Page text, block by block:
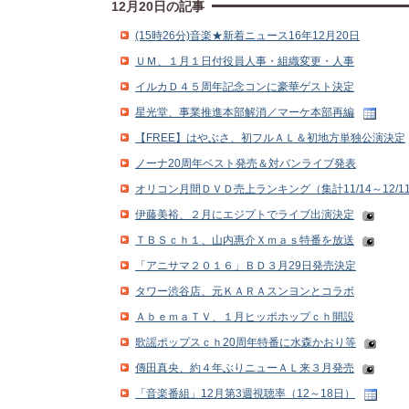
12月20日の記事
(15時26分)音楽★新着ニュース16年12月20日
ＵＭ、１月１日付役員人事・組織変更・人事
イルカＤ４５周年記念コンに豪華ゲスト決定
星光堂、事業推進本部解消／マーケ本部再編
【FREE】はやぶさ、初フルＡＬ＆初地方単独公演決定
ノーナ20周年ベスト発売＆対バンライブ発表
オリコン月間ＤＶＤ売上ランキング（集計11/14～12/
伊藤美裕、２月にエジプトでライブ出演決定
ＴＢＳｃｈ１、山内惠介Ｘｍａｓ特番を放送
「アニサマ２０１６」ＢＤ３月29日発売決定
タワー渋谷店、元ＫＡＲＡスンヨンとコラボ
ＡｂｅｍａＴＶ、１月ヒッポホップｃｈ開設
歌謡ポップスｃｈ20周年特番に水森かおり等
傳田真央、約４年ぶりニューＡＬ来３月発売
「音楽番組」12月第3週視聴率（12～18日）